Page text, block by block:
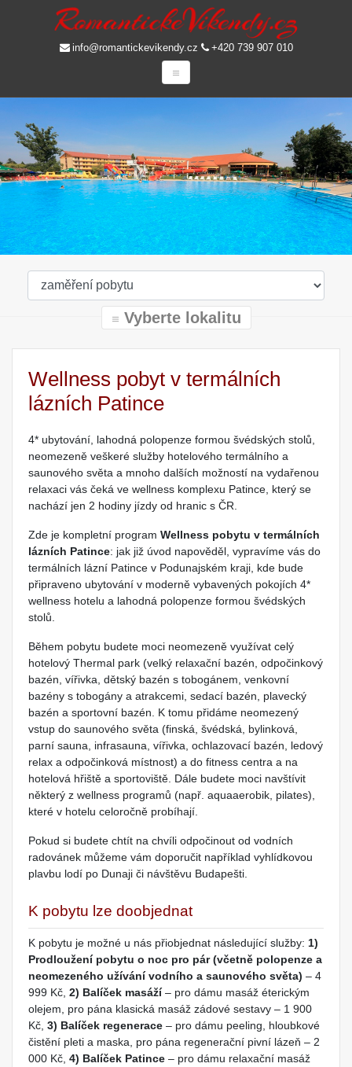
info@romantickevikendy.cz +420 739 907 010
Vyberte lokalitu
Wellness pobyt v termálních
lázních Patince
4* ubytování, lahodná polopenze formou švédských stolů,
neomezeně veškeré služby hotelového termálního a
saunového světa a mnoho dalších možností na vydařenou
relaxaci vás čeká ve wellness komplexu Patince, který se
nachází jen 2 hodiny jízdy od hranic s ČR.
Zde je kompletní program Wellness pobytu v termálních
lázních Patince: jak již úvod napověděl, vypravíme vás do
termálních lázní Patince v Podunajském kraji, kde bude
připraveno ubytování v moderně vybavených pokojích 4*
wellness hotelu a lahodná polopenze formou švédských
stolů.
Během pobytu budete moci neomezeně využívat celý
hotelový Thermal park (velký relaxační bazén, odpočinkový
bazén, vířivka, dětský bazén s tobogánem, venkovní
bazény s tobogány a atrakcemi, sedací bazén, plavecký
bazén a sportovní bazén. K tomu přidáme neomezený
vstup do saunového světa (finská, švédská, bylinková,
parní sauna, infrasauna, vířivka, ochlazovací bazén, ledový
relax a odpočinková místnost) a do fitness centra a na
hotelová hřiště a sportoviště. Dále budete moci navštívit
některý z wellness programů (např. aquaaerobik, pilates),
které v hotelu celoročně probíhají.
Pokud si budete chtít na chvíli odpočinout od vodních
radovánek můžeme vám doporučit například vyhlídkovou
plavbu lodí po Dunaji či návštěvu Budapešti.
K pobytu lze doobjednat
K pobytu je možné u nás přiobjednat následující služby: 1)
Prodloužení pobytu o noc pro pár (včetně polopenze a
neomezeného užívání vodního a saunového světa) – 4
999 Kč, 2) Balíček masáží– pro dámu masáž éterickým
olejem, pro pána klasická masáž zádové sestavy – 1 900
Kč, 3) Balíček regenerace – pro dámu peeling, hloubkové
čistění pleti a maska, pro pána regenerační pivní lázeň – 2
000 Kč, 4) Balíček Patince – pro dámu relaxační masáž